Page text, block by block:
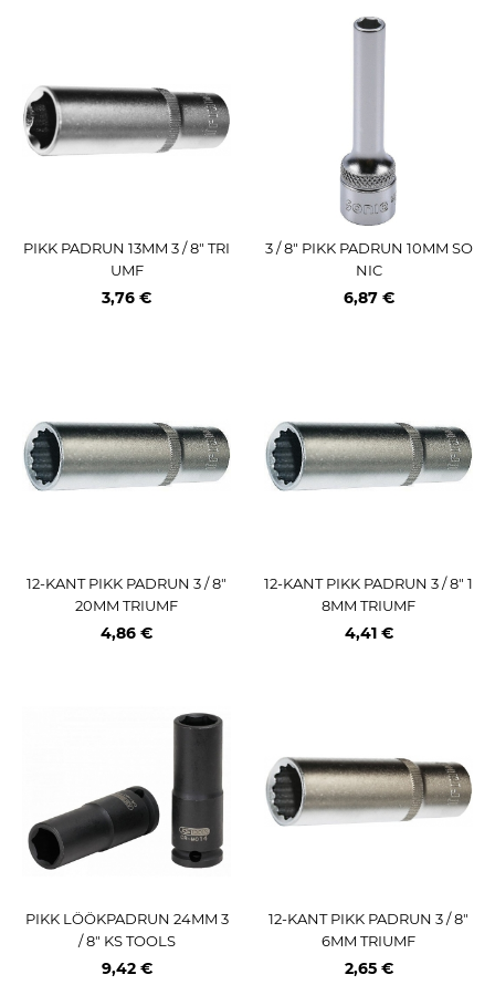
PIKK PADRUN 13MM 3 / 8" TRI
UMF
3,76 €
3 / 8" PIKK PADRUN 10MM SO
NIC
6,87 €
12-KANT PIKK PADRUN 3 / 8"
20MM TRIUMF
4,86 €
12-KANT PIKK PADRUN 3 / 8" 1
8MM TRIUMF
4,41 €
PIKK LÖÖKPADRUN 24MM 3
/ 8" KS TOOLS
9,42 €
12-KANT PIKK PADRUN 3 / 8"
6MM TRIUMF
2,65 €